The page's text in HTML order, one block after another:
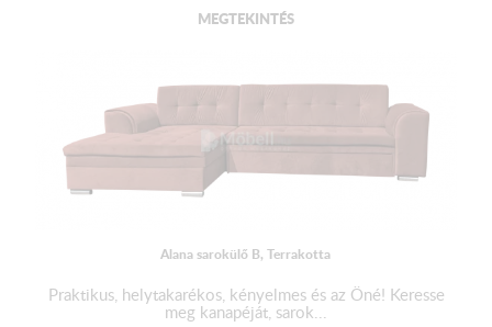
MEGTEKINTÉS
Alana sarokülő B, Terrakotta
Praktikus, helytakarékos, kényelmes és az Öné! Keresse
meg kanapéját, sarok...